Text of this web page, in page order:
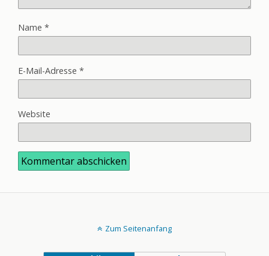
Name *
E-Mail-Adresse *
Website
Zum Seitenanfang